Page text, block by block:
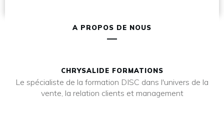
A PROPOS DE NOUS
CHRYSALIDE FORMATIONS
Le spécialiste de la formation DISC dans l'univers de la
vente, la relation clients et management